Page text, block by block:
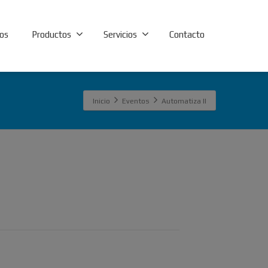
Productos Servicios Contacto
Inicio Eventos Automatiza II